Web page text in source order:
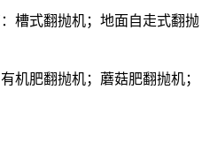
式翻抛机；地面自走式翻抛
肥翻抛机；蘑菇肥翻抛机；